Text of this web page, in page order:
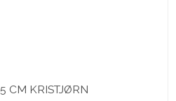
CM KRISTJØRN